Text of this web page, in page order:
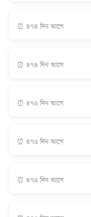
⏰ ৪৭৪ দিন আগে
⏰ ৪৭৪ দিন আগে
⏰ ৪৭৫ দিন আগে
⏰ ৪৭৫ দিন আগে
⏰ ৪৭৫ দিন আগে